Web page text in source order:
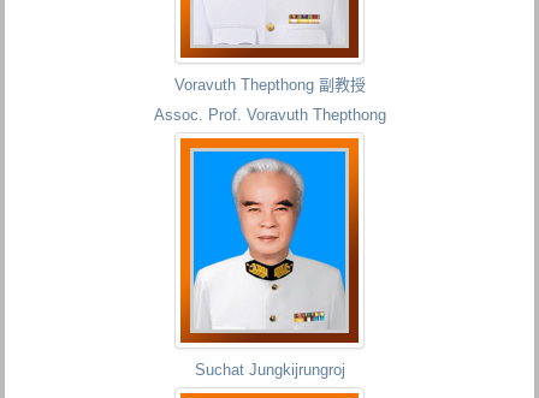
Voravuth Thepthong 副教授
Assoc. Prof. Voravuth Thepthong
Suchat Jungkijrungroj